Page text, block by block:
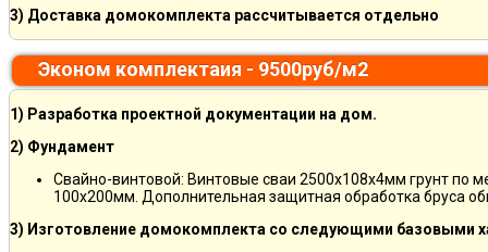
3) Доставка домокомплекта рассчитывается отдельно
Эконом комплектаия - 9500руб/м2
1) Разработка проектной документации на дом.
2) Фундамент
Свайно-винтовой: Винтовые сваи 2500х108х4мм грунт по
100х200мм. Дополнительная защитная обработка бруса
3) Изготовление домокомплекта со следующими базовыми